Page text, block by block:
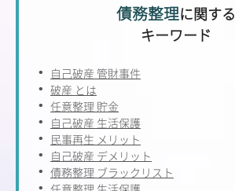
債務整理に関する
キーワード
自己破産 管財事件
破産 とは
任意整理 貯金
自己破産 生活保護
民事再生 メリット
自己破産 デメリット
債務整理 ブラックリスト